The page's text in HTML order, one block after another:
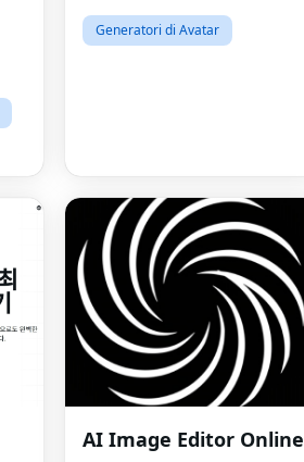
Generatori di Avatar
AI Image Editor Online